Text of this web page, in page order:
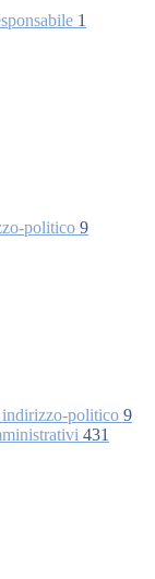
1
politico 9
politico 9
431